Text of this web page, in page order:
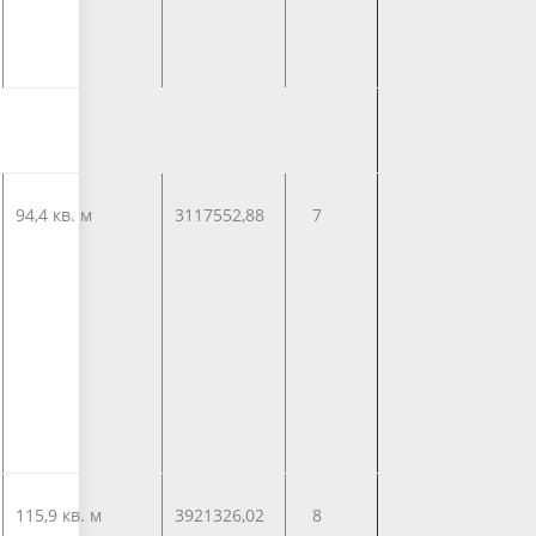
94,4 кв. м 3117552,88 7
115,9 кв. м 3921326,02 8